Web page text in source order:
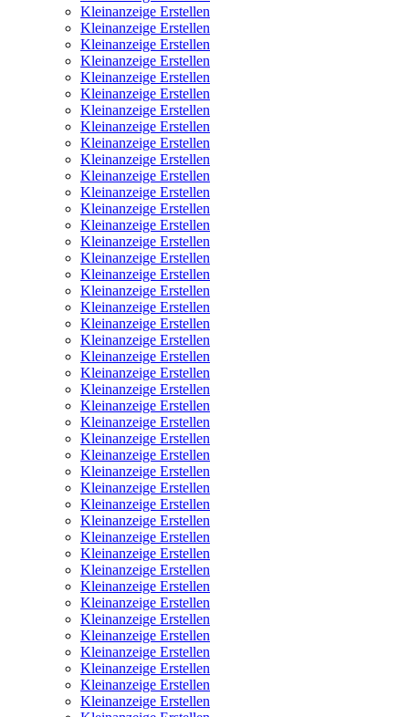
Kleinanzeige Erstellen
Kleinanzeige Erstellen
Kleinanzeige Erstellen
Kleinanzeige Erstellen
Kleinanzeige Erstellen
Kleinanzeige Erstellen
Kleinanzeige Erstellen
Kleinanzeige Erstellen
Kleinanzeige Erstellen
Kleinanzeige Erstellen
Kleinanzeige Erstellen
Kleinanzeige Erstellen
Kleinanzeige Erstellen
Kleinanzeige Erstellen
Kleinanzeige Erstellen
Kleinanzeige Erstellen
Kleinanzeige Erstellen
Kleinanzeige Erstellen
Kleinanzeige Erstellen
Kleinanzeige Erstellen
Kleinanzeige Erstellen
Kleinanzeige Erstellen
Kleinanzeige Erstellen
Kleinanzeige Erstellen
Kleinanzeige Erstellen
Kleinanzeige Erstellen
Kleinanzeige Erstellen
Kleinanzeige Erstellen
Kleinanzeige Erstellen
Kleinanzeige Erstellen
Kleinanzeige Erstellen
Kleinanzeige Erstellen
Kleinanzeige Erstellen
Kleinanzeige Erstellen
Kleinanzeige Erstellen
Kleinanzeige Erstellen
Kleinanzeige Erstellen
Kleinanzeige Erstellen
Kleinanzeige Erstellen
Kleinanzeige Erstellen
Kleinanzeige Erstellen
Kleinanzeige Erstellen
Kleinanzeige Erstellen